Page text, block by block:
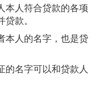
本人符合贷款的各项
款。
本人的名字，也是贷
的名字可以和贷款人